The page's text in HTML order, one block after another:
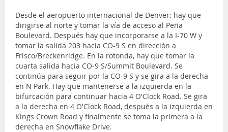
Desde el aeropuerto internacional de Denver: hay que
dirigirse al norte y tomar la vía de acceso al Peña
Boulevard. Después hay que incorporarse a la I-70 W y
tomar la salida 203 hacia CO-9 S en dirección a
Frisco/Breckenridge. En la rotonda, hay que tomar la
cuarta salida hacia CO-9 S/Summit Boulevard. Se
continúa para seguir por la CO-9 S y se gira a la derecha
en N Park. Hay que mantenerse a la izquierda en la
bifurcación para continuar hacia 4 O'Clock Road. Se gira
a la derecha en 4 O'Clock Road, después a la izquierda en
Kings Crown Road y finalmente se toma la primera a la
derecha en Snowflake Drive.